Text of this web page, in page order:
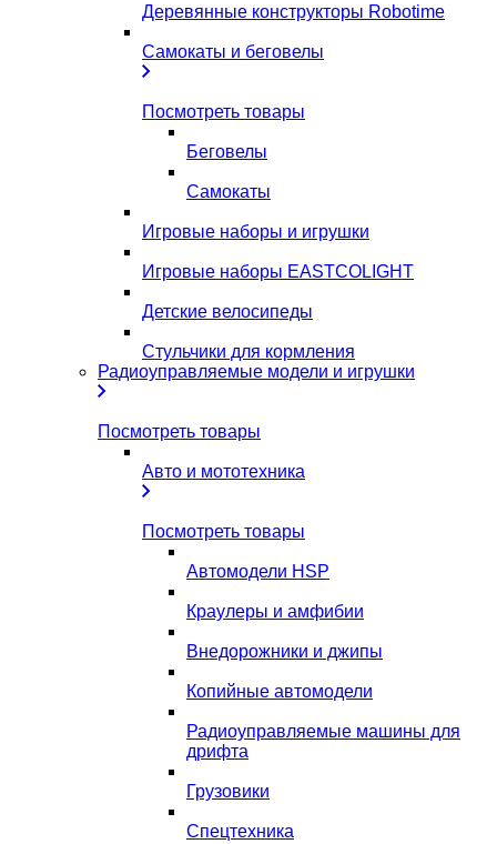
Деревянные конструкторы Robotime
Самокаты и беговелы
Посмотреть товары
Беговелы
Самокаты
Игровые наборы и игрушки
Игровые наборы EASTCOLIGHT
Детские велосипеды
Стульчики для кормления
Радиоуправляемые модели и игрушки
Посмотреть товары
Авто и мототехника
Посмотреть товары
Автомодели HSP
Краулеры и амфибии
Внедорожники и джипы
Копийные автомодели
Радиоуправляемые машины для
дрифта
Грузовики
Спецтехника